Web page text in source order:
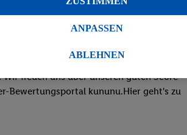
aktuellen und ehemaligen Mitarbeitern,
Bewerbern haben uns zu einer Top
Wir freuen uns über unseren guten Score
Bewertungsportal kununu.Hier geht's zu
und um Dritten die Ausspielung von
Zwecke auch Daten aus Ihrem Filial-
gestellt, damit dieser alseigenständig
seiner Auftraggeber messen kann.
Werbung basiert auf der
ABLEHNEN
ANPASSEN